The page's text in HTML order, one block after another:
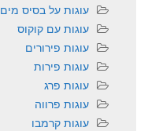
עוגות על בסיס מים
עוגות עם קוקוס
עוגות פירורים
עוגות פירות
עוגות פרג
עוגות פרווה
עוגות קרמבו